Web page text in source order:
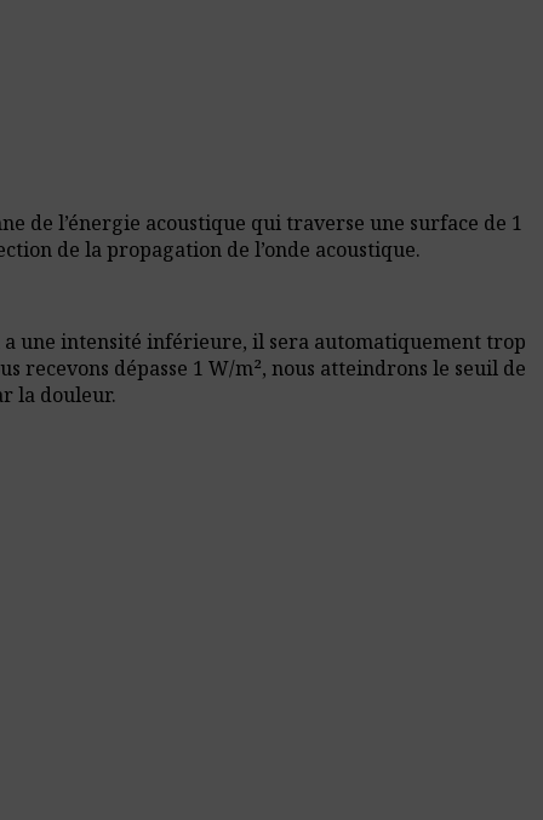
de l’énergie acoustique qui traverse une surface de 1
de la propagation de l’onde acoustique.
a une intensité inférieure, il sera automatiquement trop
recevons dépasse 1 W/m², nous atteindrons le seuil de
la douleur.